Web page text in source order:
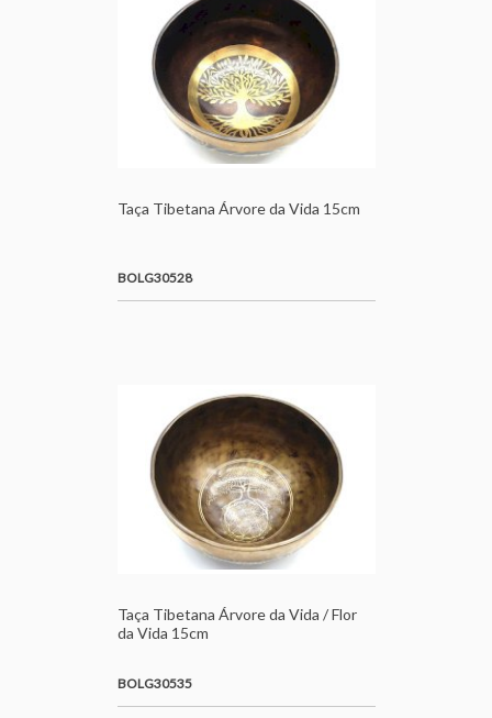
Taça Tibetana Árvore da Vida 15cm
BOLG30528
Taça Tibetana Árvore da Vida / Flor
da Vida 15cm
BOLG30535